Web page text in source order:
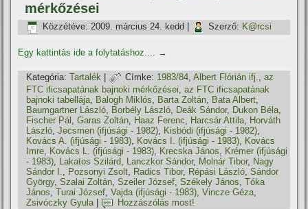
mérkőzései
Közzétéve: 2009. március 24. kedd Szerző: K@rcsi
Egy kattintás ide a folytatáshoz.... →
Kategória: Tartalék | Címke: 1983/84,Albert Flórián ifj.,az
FTC ificsapatának bajnoki mérkőzései,az FTC ificsapatának
bajnoki tabellája, Balogh Miklós, Barta Zoltán, Bata Albert,
Baumgartner László, Borbély László, Deák Sándor, Dukon Béla,
Fischer Pál ,Garas Zoltán, Haaz Ferenc, Harcsár Attila, Horváth
László,Jecsmen (ifjúsági - 1982), Kisbódi (ifjúsági - 1982),
Kovács A. (ifjúsági - 1983), Kovács I. (ifjúsági - 1983), Kovács
Imre, Kovács L. (ifjúsági - 1983), Krecska János, Krémer (ifjúsági
- 1983), Lakatos Szilárd, Lanczkor Sándor, Molnár Tibor, Nagy
Sándor I., Pozsonyi Zsolt, Radics Tibor, Répási László,Sándor
György,Szalai Zoltán,Szeiler József,Székely János,Tóka
János,Turai József,Vajda (ifjúsági - 1983),Vincze Géza,
Zsivóczky Gyula| Hozzászólás most!